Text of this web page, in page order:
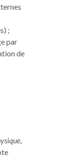
;
par
de